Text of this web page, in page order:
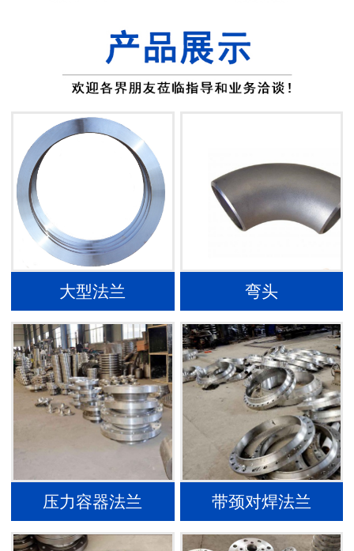
大型法兰 弯头
压力容器法兰 带颈对焊法兰